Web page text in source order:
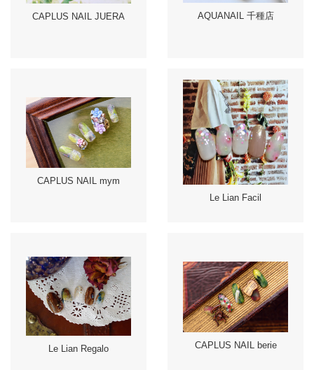
CAPLUS NAIL JUERA AQUANAIL 千種店
CAPLUS NAIL mym
Le Lian Facil
Le Lian Regalo CAPLUS NAIL berie